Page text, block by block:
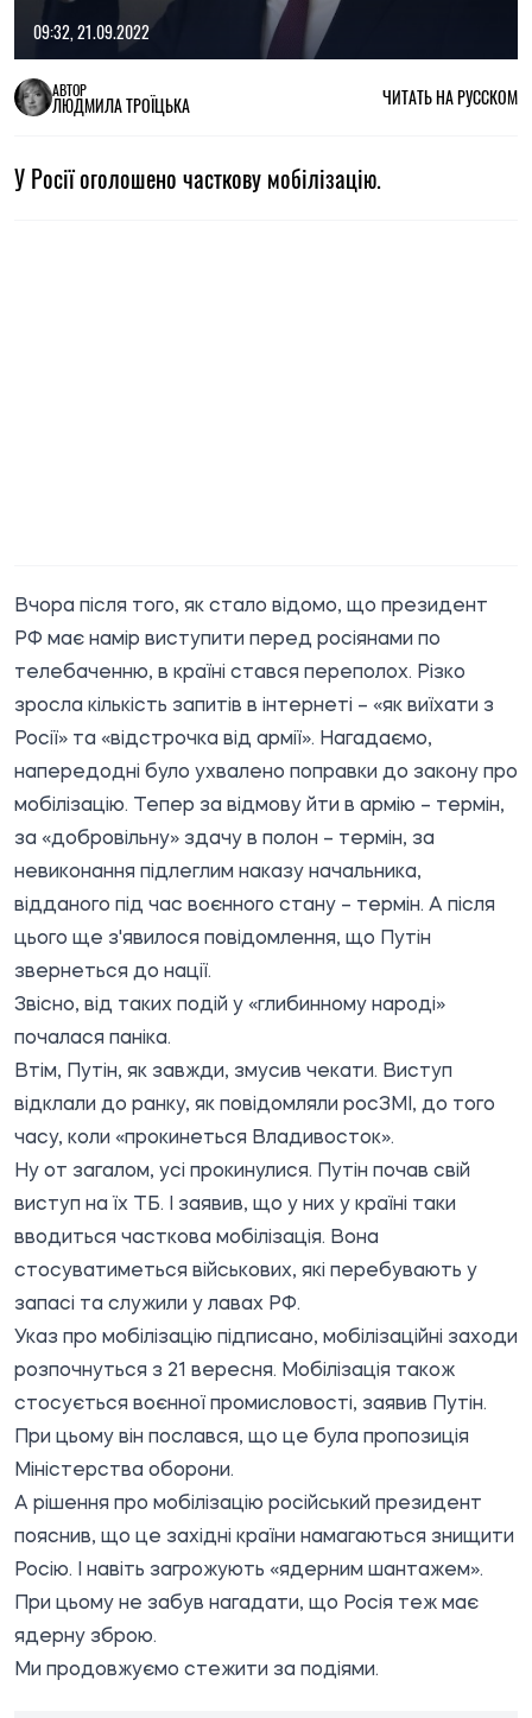
09:32, 21.09.2022
АВТОР
ЛЮДМИЛА ТРОЇЦЬКА ЧИТАТЬ НА РУССКОМ
У Росії оголошено часткову мобілізацію.
Вчора після того, як стало відомо, що президент
РФ має намір виступити перед росіянами по
телебаченню, в країні стався переполох. Різко
зросла кількість запитів в інтернеті – «як виїхати з
Росії» та «відстрочка від армії». Нагадаємо,
напередодні було ухвалено поправки до закону про
мобілізацію. Тепер за відмову йти в армію – термін,
за «добровільну» здачу в полон – термін, за
невиконання підлеглим наказу начальника,
відданого під час воєнного стану – термін. А після
цього ще з'явилося повідомлення, що Путін
звернеться до нації.
Звісно, від таких подій у «глибинному народі»
почалася паніка.
Втім, Путін, як завжди, змусив чекати. Виступ
відклали до ранку, як повідомляли росЗМІ, до того
часу, коли «прокинеться Владивосток».
Ну от загалом, усі прокинулися. Путін почав свій
виступ на їх ТБ. І заявив, що у них у країні таки
вводиться часткова мобілізація. Вона
стосуватиметься військових, які перебувають у
запасі та служили у лавах РФ.
Указ про мобілізацію підписано, мобілізаційні заходи
розпочнуться з 21 вересня. Мобілізація також
стосується воєнної промисловості, заявив Путін.
При цьому він послався, що це була пропозиція
Міністерства оборони.
А рішення про мобілізацію російський президент
пояснив, що це західні країни намагаються знищити
Росію. І навіть загрожують «ядерним шантажем».
При цьому не забув нагадати, що Росія теж має
ядерну зброю.
Ми продовжуємо стежити за подіями.